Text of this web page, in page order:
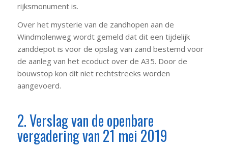
rijksmonument is.
Over het mysterie van de zandhopen aan de
Windmolenweg wordt gemeld dat dit een tijdelijk
zanddepot is voor de opslag van zand bestemd voor
de aanleg van het ecoduct over de A35. Door de
bouwstop kon dit niet rechtstreeks worden
aangevoerd.
2. Verslag van de openbare
vergadering van 21 mei 2019